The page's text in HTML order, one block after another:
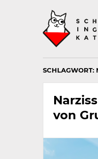
SCHLAGWORT:
von